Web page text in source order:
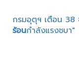
กรมอุตุฯ เตือน 38
ร้อนกำลังแรงชบา"